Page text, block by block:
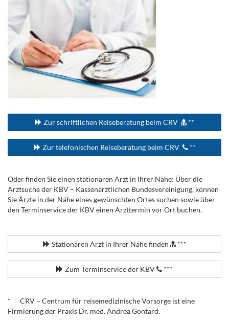
Zur schriftlichen Reiseberatung beim CRV **
Zur telefonischen Reiseberatung beim CRV **
Oder finden Sie einen stationären Arzt in Ihrer Nähe: Über die
Arztsuche der KBV – Kassenärztlichen Bundesvereinigung, können
Sie Ärzte in der Nähe eines gewünschten Ortes suchen sowie über
den Terminservice der KBV einen Arzttermin vor Ort buchen.
Stationären Arzt in Ihrer Nähe finden ***
Zum Terminservice der KBV ***
* CRV – Centrum für reisemedizinische Vorsorge ist eine
Firmierung der Praxis Dr. med. Andrea Gontard.